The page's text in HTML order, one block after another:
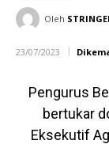
Oleh
23/07/2023
Pengurus
bertukar
Eksekutif